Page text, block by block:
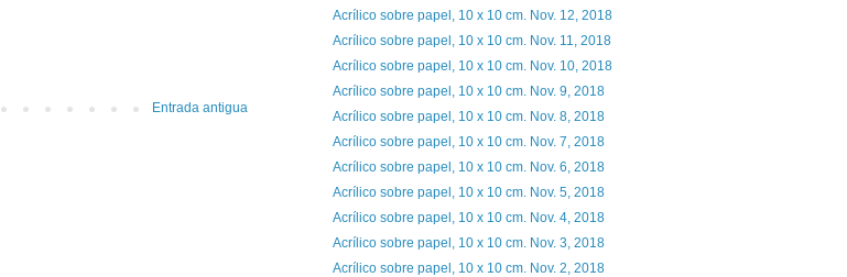
Entrada antigua
Acrílico sobre papel, 10 x 10 cm. Nov. 12, 2018
Acrílico sobre papel, 10 x 10 cm. Nov. 11, 2018
Acrílico sobre papel, 10 x 10 cm. Nov. 10, 2018
Acrílico sobre papel, 10 x 10 cm. Nov. 9, 2018
Acrílico sobre papel, 10 x 10 cm. Nov. 8, 2018
Acrílico sobre papel, 10 x 10 cm. Nov. 7, 2018
Acrílico sobre papel, 10 x 10 cm. Nov. 6, 2018
Acrílico sobre papel, 10 x 10 cm. Nov. 5, 2018
Acrílico sobre papel, 10 x 10 cm. Nov. 4, 2018
Acrílico sobre papel, 10 x 10 cm. Nov. 3, 2018
Acrílico sobre papel, 10 x 10 cm. Nov. 2, 2018